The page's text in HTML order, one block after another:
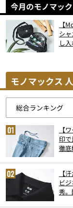
今月のモノマッ
【
シ
し
モノマックス
【
印
徹
【
ビ
秀